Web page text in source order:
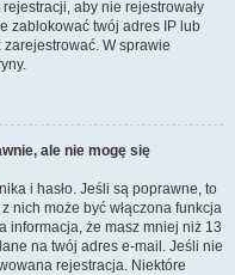
rejestracji, aby nie rejestrowały
zablokować twój adres IP lub
W sprawie
ale nie mogę się
i hasło. Jeśli są poprawne, to
nich może być włączona funkcja
informacja, że masz mniej niż 13
na twój adres e-mail. Jeśli nie
rejestracja. Niektóre